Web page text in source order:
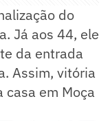
do
Já aos 44, ele
da entrada
Assim, vitória
casa em Moça